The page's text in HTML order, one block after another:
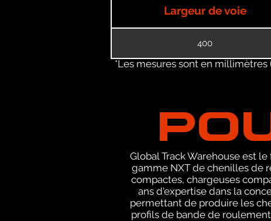
Largeur de voie
400
*Les mesures sont en
Global Track Warehouse est
gamme NXT de chenilles de
compactes, chargeuses
ans d'expertise dans la
permettant de produire les
profils de bande de